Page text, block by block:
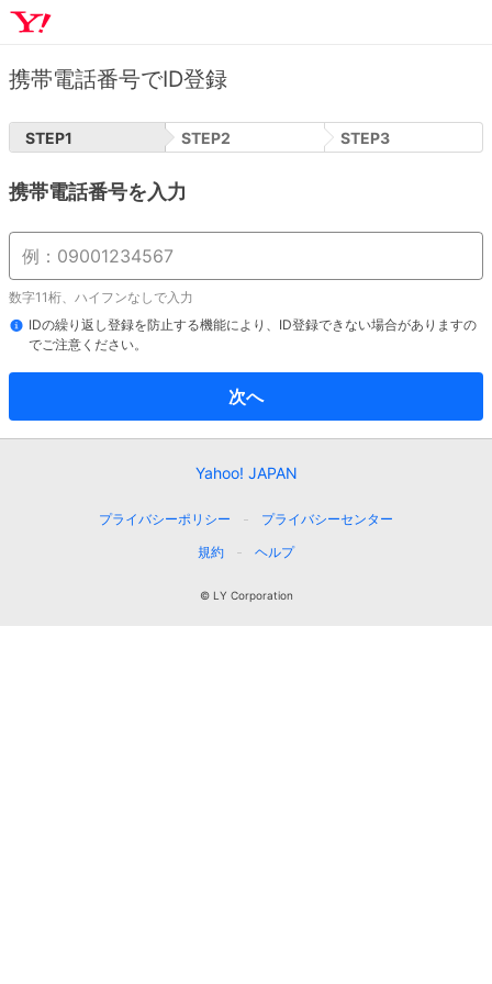
携帯電話番号でID登録
STEP1 STEP2 STEP3
携帯電話番号を入力
数字11桁、ハイフンなしで入力
IDの繰り返し登録を防止する機能により、ID登録できない場合がありますの
でご注意ください。
次へ
Yahoo! JAPAN
プライバシーポリシー
プライバシーセンター
規約
ヘルプ
© LY Corporation